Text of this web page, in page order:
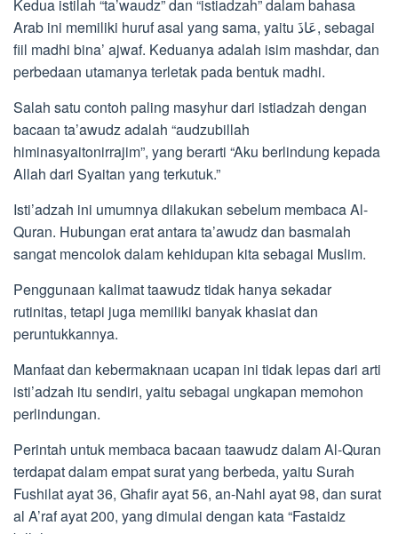
Kedua istilah “ta’waudz” dan “istiadzah” dalam bahasa
Arab ini memiliki huruf asal yang sama, yaitu عَاذَ, sebagai
fiil madhi bina’ ajwaf. Keduanya adalah isim mashdar, dan
perbedaan utamanya terletak pada bentuk madhi.
Salah satu contoh paling masyhur dari istiadzah dengan
bacaan ta’awudz adalah “audzubillah
himinasyaitonirrajim”, yang berarti “Aku berlindung kepada
Allah dari Syaitan yang terkutuk.”
Isti’adzah ini umumnya dilakukan sebelum membaca Al-
Quran. Hubungan erat antara ta’awudz dan basmalah
sangat mencolok dalam kehidupan kita sebagai Muslim.
Penggunaan kalimat taawudz tidak hanya sekadar
rutinitas, tetapi juga memiliki banyak khasiat dan
peruntukkannya.
Manfaat dan kebermaknaan ucapan ini tidak lepas dari arti
isti’adzah itu sendiri, yaitu sebagai ungkapan memohon
perlindungan.
Perintah untuk membaca bacaan taawudz dalam Al-Quran
terdapat dalam empat surat yang berbeda, yaitu Surah
Fushilat ayat 36, Ghafir ayat 56, an-Nahl ayat 98, dan surat
al A’raf ayat 200, yang dimulai dengan kata “Fastaidz